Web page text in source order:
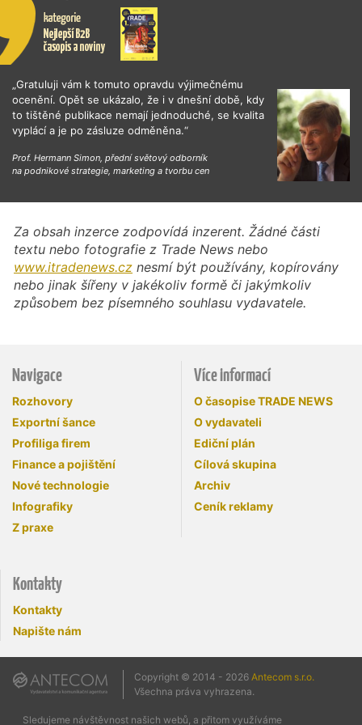
„Gratuluji vám k tomuto opravdu výjimečnému
ocenění. Opět se ukázalo, že i v dnešní době, kdy
to tištěné publikace nemají jednoduché, se kvalita
vyplácí a je po zásluze odměněna.“
Prof. Hermann Simon, přední světový odborník
na podnikové strategie, marketing a tvorbu cen
Za obsah inzerce zodpovídá inzerent. Žádné části
textu nebo fotografie z Trade News nebo
www.itradenews.cz nesmí být používány, kopírovány
nebo jinak šířeny v jakékoliv formě či jakýmkoliv
způsobem bez písemného souhlasu vydavatele.
Navigace
Rozhovory
Exportní šance
Profiliga firem
Finance a pojištění
Nové technologie
Infografiky
Z praxe
Více informací
O časopise TRADE NEWS
O vydavateli
Ediční plán
Cílová skupina
Archiv
Ceník reklamy
Kontakty
Kontakty
Napište nám
Copyright © 2014 - 2026 Antecom s.r.o.
Všechna práva vyhrazena.
Sledujeme návštěvnost našich webů, a přitom využíváme